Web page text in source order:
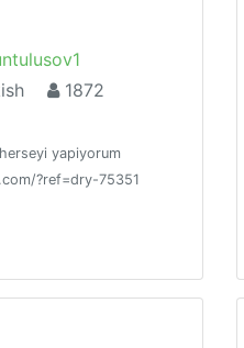
1872
yapiyorum
?ref=dry-75351